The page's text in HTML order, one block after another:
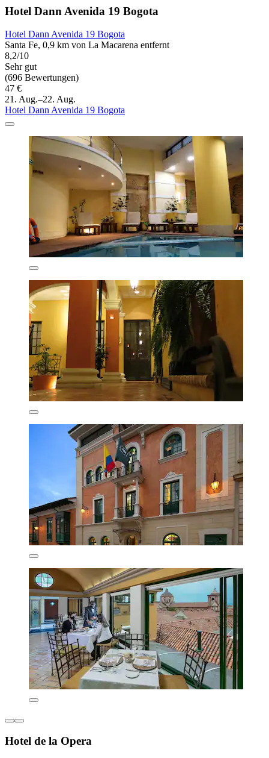
Hotel Dann Avenida 19 Bogota
Hotel Dann Avenida 19 Bogota
Santa Fe, 0,9 km von La Macarena entfernt
8,2/10
Sehr gut
(696 Bewertungen)
47 €
21. Aug.–22. Aug.
Hotel Dann Avenida 19 Bogota
Hotel de la Opera